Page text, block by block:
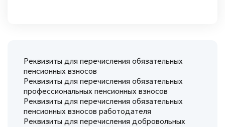
Реквизиты для перечисления обязательных
пенсионных взносов
Реквизиты для перечисления обязательных
профессиональных пенсионных взносов
Реквизиты для перечисления обязательных
пенсионных взносов работодателя
Реквизиты для перечисления добровольных